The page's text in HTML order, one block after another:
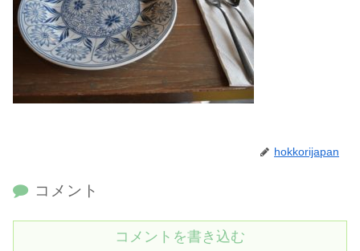
hokkorijapan
コメント
コメントを書き込む